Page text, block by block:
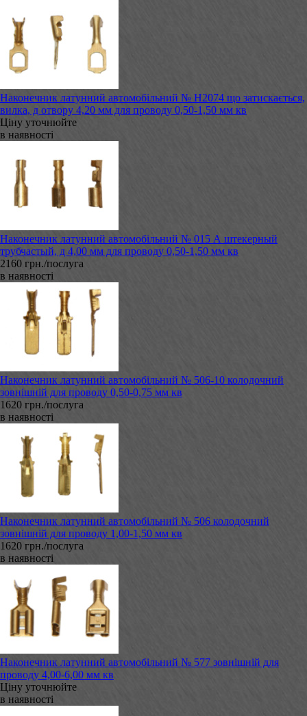
Наконечник латунний автомобільний № Н2074 що затискається,
вилка, д отвору 4,20 мм для проводу 0,50-1,50 мм кв
Ціну уточнюйте
в наявності
Наконечник латунний автомобільний № 015 А штекерный
трубчастый, д 4,00 мм для проводу 0,50-1,50 мм кв
2160 грн./послуга
в наявності
Наконечник латунний автомобільний № 506-10 колодочний
зовнішній для проводу 0,50-0,75 мм кв
1620 грн./послуга
в наявності
Наконечник латунний автомобільний № 506 колодочний
зовнішній для проводу 1,00-1,50 мм кв
1620 грн./послуга
в наявності
Наконечник латунний автомобільний № 577 зовнішній для
проводу 4,00-6,00 мм кв
Ціну уточнюйте
в наявності